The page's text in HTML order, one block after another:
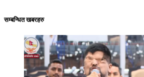
सम्बन्धित खबरहरु